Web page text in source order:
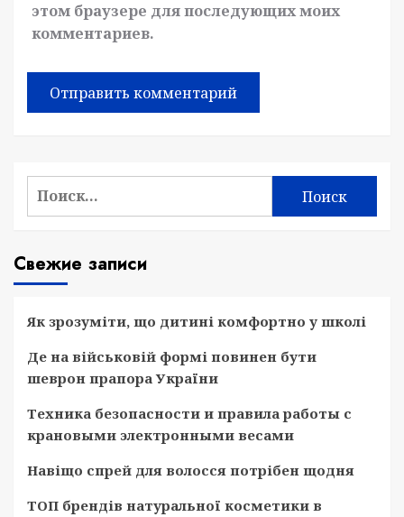
этом браузере для последующих моих
комментариев.
Найти:
Свежие записи
Як зрозуміти, що дитині комфортно у школі
Де на військовій формі повинен бути
шеврон прапора України
Техника безопасности и правила работы с
крановыми электронными весами
Навіщо спрей для волосся потрібен щодня
ТОП брендів натуральної косметики в